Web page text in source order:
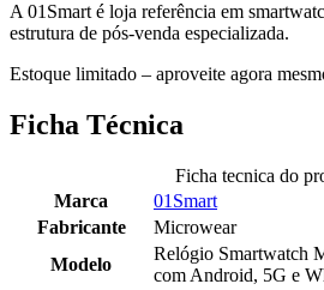
A 01Smart é loja referência em
estrutura de pós-venda especializada.
Estoque limitado – aproveite agora
Ficha Técnica
Ficha tecnica do
Marca
01Smart
Fabricante
Microwear
Modelo
Relógio Smartwatch
com Android, 5G e